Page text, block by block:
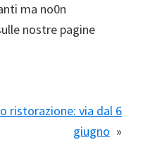
ma no0n
nostre pagine
ristorazione: via dal 6
giugno »